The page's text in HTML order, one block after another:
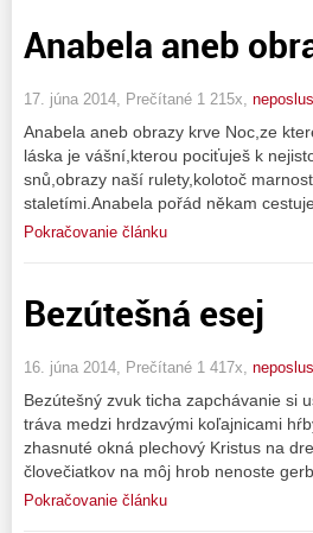
Anabela aneb
17. júna 2014, Prečítané 1 215x,
Anabela aneb obrazy krve Noc,ze
láska je vášní,kterou pociťuješ k
snů,obrazy naší rulety,kolotoč
staletími.Anabela pořád někam
Pokračovanie článku
Bezútešná esej
16. júna 2014, Prečítané 1 417x,
Bezútešný zvuk ticha zapchávanie si
tráva medzi hrdzavými koľajnicami
zhasnuté okná plechový Kristus na
človečiatkov na môj hrob nenoste
Pokračovanie článku